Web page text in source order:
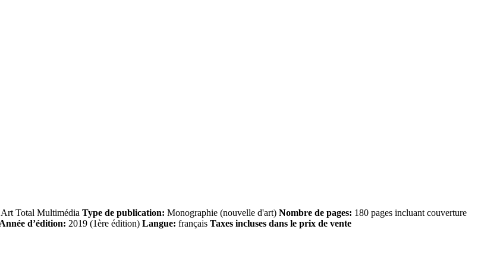
Art Total Multimédia Type de publication: Monographie (nouvelle d'art) Nombre de pages: 180 pages incluant couverture
d’édition: 2019 (1ère édition) Langue: français Taxes incluses dans le prix de vente